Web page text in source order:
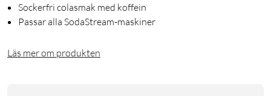
Sockerfri colasmak med koffein
Passar alla SodaStream-maskiner
Läs mer om produkten